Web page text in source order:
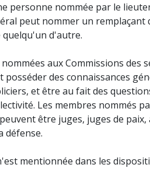
personne nommée par le
peut nommer un
quelqu'un d'autre.
aux Commissions des
posséder des connaissances
et être au fait des
Les membres nommés
être juges, juges de
défense.
mentionnée dans les